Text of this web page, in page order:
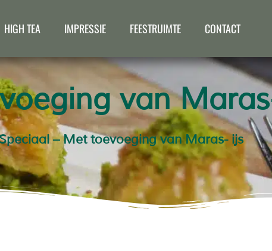
HIGH TEA IMPRESSIE FEESTRUIMTE CONTACT
van
– Met toevoeging van Maras- ijs